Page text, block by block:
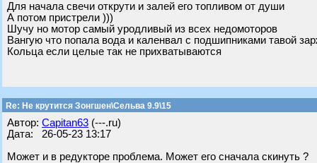
Для начала свечи открути и залей его топливом от души
А потом пристрели )))
Шучу но мотор самый уродливый из всех недомоторов
Вангую что попала вода и каленвал с подшипниками тавой
Кольца если целые так не прихватываются
Re: Не крутится Зонгшен\Сельва 9.9\15
Автор: Capitan63 (---.ru)
Дата: 26-05-23 13:17
Может и в редукторе проблема. Может его сначала скинуть ?